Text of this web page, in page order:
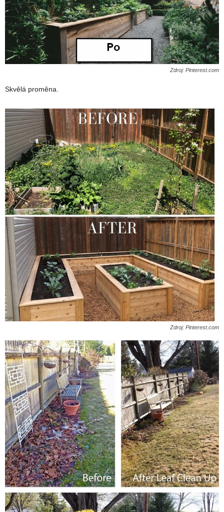
Zdroj: Pinterest.com
Skvělá proměna.
Zdroj: Pinterest.com